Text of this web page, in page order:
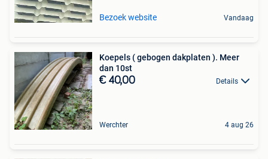
Bezoek website Vandaag
Koepels ( gebogen dakplaten ). Meer
dan 10st
€ 40,00 Details
Werchter 4 aug 26